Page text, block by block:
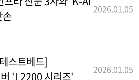
손
2026.01.05
스트베드]
'L2200 시리즈'
2026.01.05